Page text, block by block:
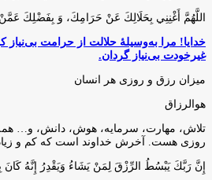
اللَّهُمَّ أَغْنِنِي بِحَلَالِكَ عَنْ حَرَامِكَ، وَ بِفَضْلِكَ
خدایا! مرا به‌وسیلۀ حلالت از حرامت
غیرخودت بی‌نیاز گردان.
میزان رزق و روزی هر انسان
هوالرزاق
تلاش، مهارت، سرمايه، هوش، دانش، و…
روزى هست. آخرش خداوند است كه كم و
إِنَّ رَبَّكَ يَبْسُطُ الرِّزْقَ لِمَنْ يَشَاءُ وَيَقْدِرُ إِنَّهُ كَانَ